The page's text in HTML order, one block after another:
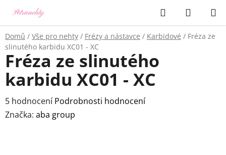
obsah
Hledat
KOŠÍK
Domů / Vše pro nehty / Frézy a nástavce / Karbidové / Fréza ze
slinutého karbidu XC01 - XC
Fréza ze slinutého
karbidu XC01 - XC
Průměrné
hodnocení
5 hodnocení Podrobnosti hodnocení
Značka: aba group